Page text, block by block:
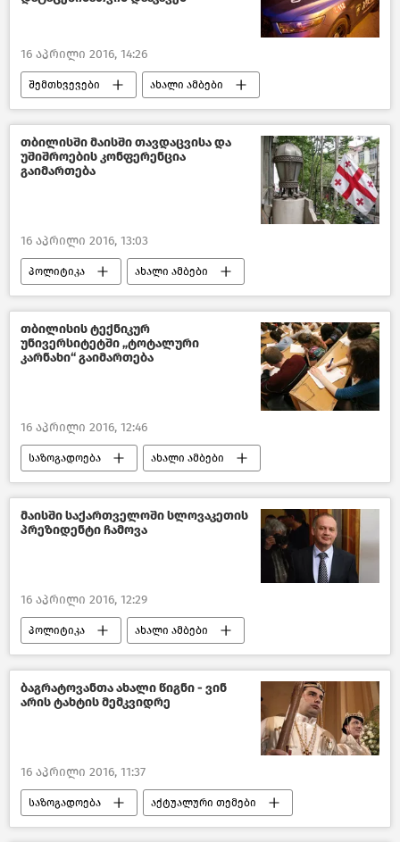
16 აპრილი 2016, 14:26
შემთხვევები ახალი ამბები
საქართველო
თბილისში მაისში თავდაცვისა და
უშიშროების კონფერენცია
გაიმართება
16 აპრილი 2016, 13:03
პოლიტიკა ახალი ამბები
საქართველო
თბილისის ტექნიკურ
უნივერსიტეტში „ტოტალური
კარნახი“ გაიმართება
16 აპრილი 2016, 12:46
საზოგადოება ახალი ამბები
საქართველო
მაისში საქართველოში სლოვაკეთის
პრეზიდენტი ჩამოვა
16 აპრილი 2016, 12:29
პოლიტიკა ახალი ამბები
საქართველო
ბაგრატოვანთა ახალი წიგნი - ვინ
არის ტახტის მემკვიდრე
16 აპრილი 2016, 11:37
საზოგადოება აქტუალური თემები
საქართველო